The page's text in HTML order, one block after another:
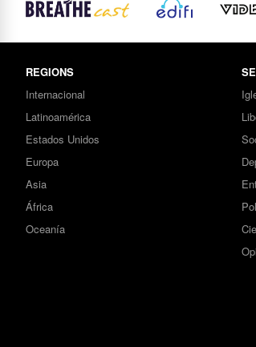
REGIONS
Internacional
Latinoamérica
Estados Unidos
Europa
Asia
África
Oceanía